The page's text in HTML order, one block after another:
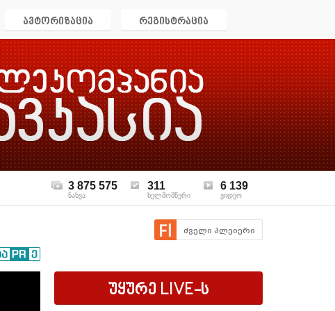
ავტორიზაცია რეგისტრაცია
3 875 575
ნახვა
311
ხელმომწერი
6 139
ვიდეო
ძველი პლეიერი
უყურე LIVE-ს